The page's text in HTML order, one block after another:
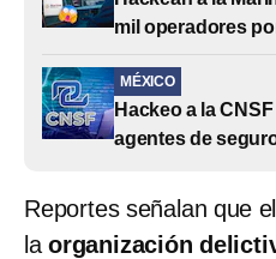
mil operadores
MÉXICO
Hackeo a la
agentes de
Reportes señalan que
la organización